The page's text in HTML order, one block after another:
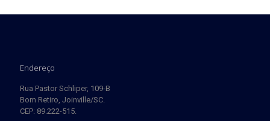
Endereço
Rua Pastor Schliper, 109-B
Bom Retiro, Joinville/SC.
CEP: 89.222-515.